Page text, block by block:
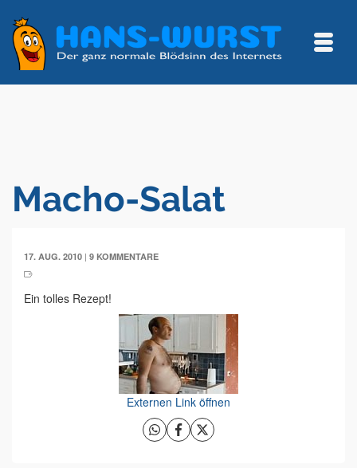
Macho-Salat
17. AUG. 2010 | 9 KOMMENTARE
Ein tolles Rezept!
Externen Link öffnen